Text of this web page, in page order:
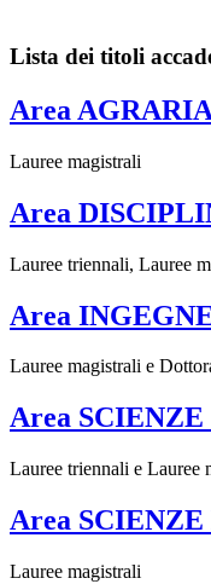
Lista dei titoli
Area
Lauree magistrali
Area
Lauree triennali, Lauree
Area
Lauree magistrali e
Area
Lauree triennali e Lauree
Area
Lauree magistrali